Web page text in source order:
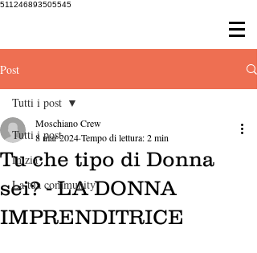
511246893505545
Post
Tutti i post
Inizia
La tua community
Tutti i post
Tu che tipo di Donna
sei? - LA DONNA
IMPRENDITRICE
Moschiano Crew
8 mar 2024Tempo di lettura: 2 min